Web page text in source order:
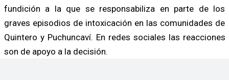
fundición a la que se responsabiliza en parte de los
graves episodios de intoxicación en las comunidades de
Quintero y Puchuncaví. En redes sociales las reacciones
son de apoyo a la decisión.